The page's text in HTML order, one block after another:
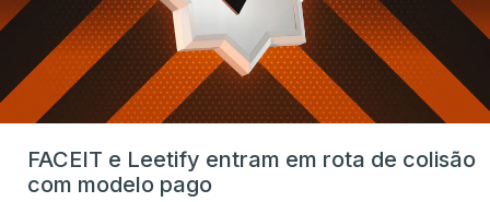
FACEIT e Leetify entram em rota de colisão
com modelo pago